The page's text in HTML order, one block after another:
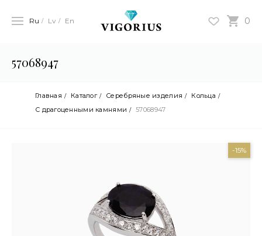
0
Ru Lv En
57068947
Главная Каталог Серебряные изделия
Кольца
С драгоценными камнями
57068947
-15%